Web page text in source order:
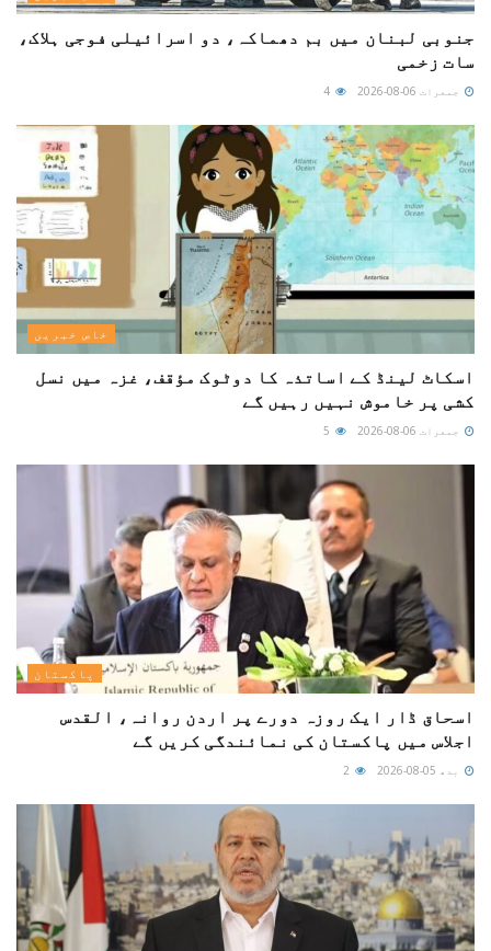
جنوبی لبنان میں بم دھماکہ، دو اسرائیلی فوجی ہلاک،
سات زخمی
جمعرات 06-08-2026
خاص خبریں
اسکاٹ لینڈ کے اساتذہ کا دوٹوک مؤقف، غزہ میں نسل
کشی پر خاموش نہیں رہیں گے
جمعرات 06-08-2026
پاکستان
اسحاق ڈار ایک روزہ دورے پر اردن روانہ، القدس
اجلاس میں پاکستان کی نمائندگی کریں گے
بدھ 05-08-2026